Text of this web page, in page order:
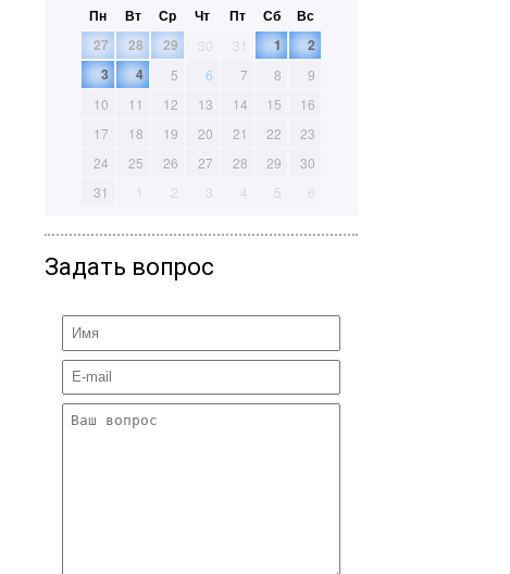
Пн Вт Ср Чт Пт Сб
Вс
27
28 29 30 31 1
2
3
4 5 6 7 8
9
10
11 12 13 14 15
16
17
18 19 20 21 22
23
24
25 26 27 28 29
30
31
1 2 3 4 5 6
Задать вопрос